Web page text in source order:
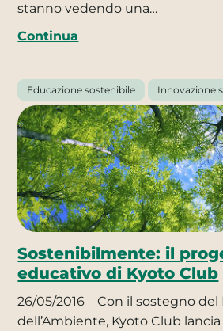
stanno vedendo una…
Continua
Educazione sostenibile Innovazione
Sostenibilmente: il
educativo di Kyoto Club
26/05/2016
Con il sostegno del
dell’Ambiente, Kyoto Club lancia